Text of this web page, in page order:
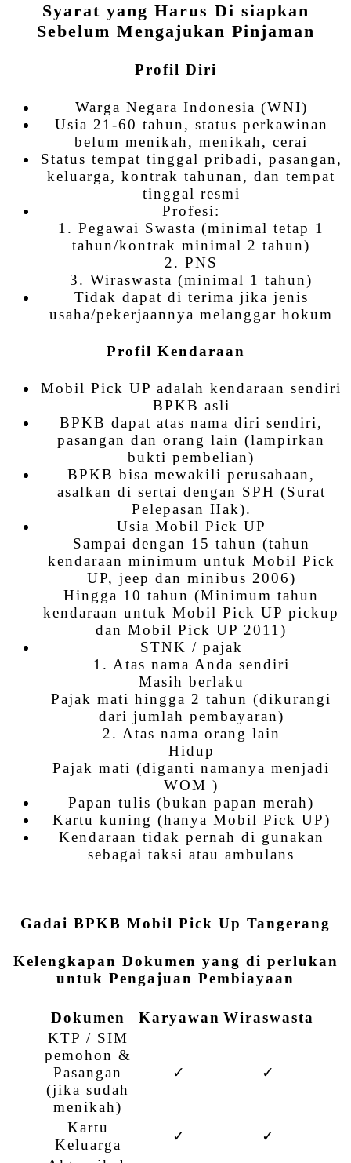
Syarat yang Harus Di siapkan
Sebelum Mengajukan Pinjaman
Profil Diri
Warga Negara Indonesia (WNI)
Usia 21-60 tahun, status perkawinan
belum menikah, menikah, cerai
Status tempat tinggal pribadi, pasangan,
keluarga, kontrak tahunan, dan tempat
tinggal resmi
Profesi:
1. Pegawai Swasta (minimal tetap 1
tahun/kontrak minimal 2 tahun)
2. PNS
3. Wiraswasta (minimal 1 tahun)
Tidak dapat di terima jika jenis
usaha/pekerjaannya melanggar hokum
Profil Kendaraan
Mobil Pick UP adalah kendaraan sendiri
BPKB asli
BPKB dapat atas nama diri sendiri,
pasangan dan orang lain (lampirkan
bukti pembelian)
BPKB bisa mewakili perusahaan,
asalkan di sertai dengan SPH (Surat
Pelepasan Hak).
Usia Mobil Pick UP
Sampai dengan 15 tahun (tahun
kendaraan minimum untuk Mobil Pick
UP, jeep dan minibus 2006)
Hingga 10 tahun (Minimum tahun
kendaraan untuk Mobil Pick UP pickup
dan Mobil Pick UP 2011)
STNK / pajak
1. Atas nama Anda sendiri
Masih berlaku
Pajak mati hingga 2 tahun (dikurangi
dari jumlah pembayaran)
2. Atas nama orang lain
Hidup
Pajak mati (diganti namanya menjadi
WOM )
Papan tulis (bukan papan merah)
Kartu kuning (hanya Mobil Pick UP)
Kendaraan tidak pernah di gunakan
sebagai taksi atau ambulans
Gadai BPKB Mobil Pick Up Tangerang
Kelengkapan Dokumen yang di perlukan
untuk Pengajuan Pembiayaan
Dokumen Karyawan Wiraswasta
KTP / SIM
pemohon &
Pasangan
(jika sudah
menikah)
✓ ✓
Kartu
Keluarga
✓
✓